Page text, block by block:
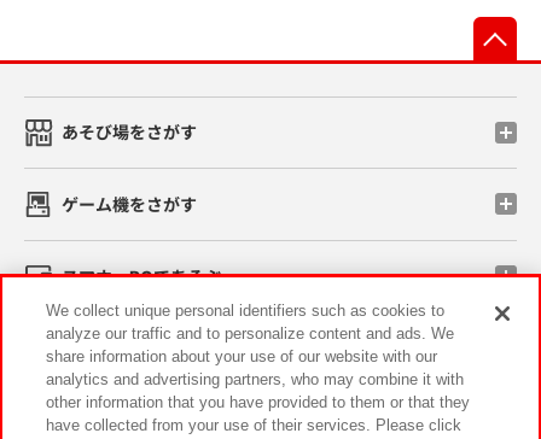
あそび場をさがす
ゲーム機をさがす
スマホ・PCであそぶ
イベント・キャンペーン
We collect unique personal identifiers such as cookies to
analyze our traffic and to personalize content and ads. We
share information about your use of our website with our
analytics and advertising partners, who may combine it with
other information that you have provided to them or that they
have collected from your use of their services. Please click